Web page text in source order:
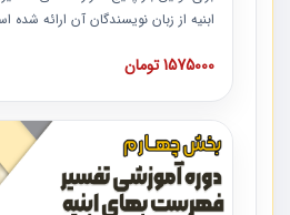
ابنیه از زبان نویسندگان آن ارائه
ردیف ها و مطالب فهرست بها تفسیر
دوره به صورت کامل تصویری بوده و به
دوره با کلام مهندس علیرضاحسین‌زاده
مشاور در امر بازنگری فهرست بها رشته
همکارانی که در حوزه صنعت ساخت در
توصیه می کنیم از مطالب این دوره
1575000 تومان